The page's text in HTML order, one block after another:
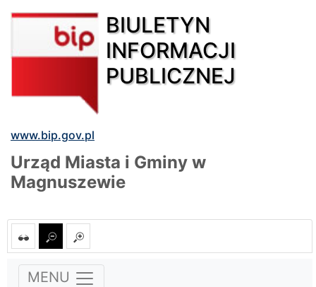
BIULETYN
INFORMACJI
PUBLICZNEJ
www.bip.gov.pl
Urząd Miasta i Gminy w
Magnuszewie
MENU